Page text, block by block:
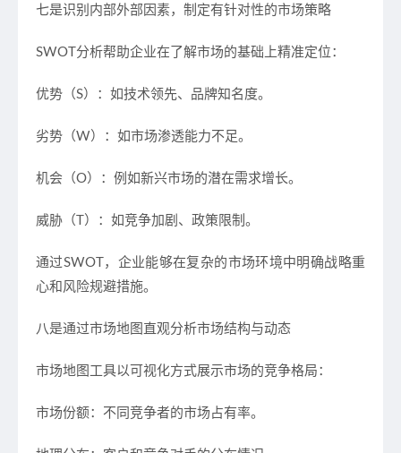
七是识别内部外部因素，制定有针对性的市场策略
SWOT 分析帮助企业在了解市场的基础上精准定位：
优势（S）：如技术领先、品牌知名度。
劣势（W）：如市场渗透能力不足。
机会（O）：例如新兴市场的潜在需求增长。
威胁（T）：如竞争加剧、政策限制。
通过SWOT，企业能够在复杂的市场环境中明确战略重
心和风险规避措施。
八是通过市场地图直观分析市场结构与动态
市场地图工具以可视化方式展示市场的竞争格局：
市场份额：不同竞争者的市场占有率。